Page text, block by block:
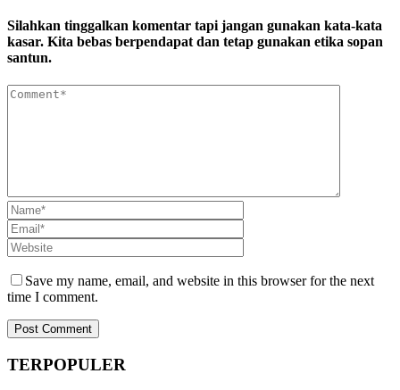
Silahkan tinggalkan komentar tapi jangan gunakan kata-kata
kasar. Kita bebas berpendapat dan tetap gunakan etika sopan
santun.
Save my name, email, and website in this browser for the next
time I comment.
TERPOPULER